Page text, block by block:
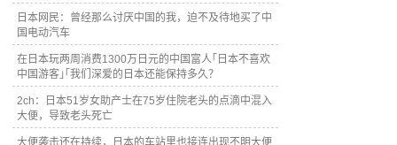
日本网民：曾经那么讨厌中国的我，迫不及待地买了中
国电动汽车
在日本玩两周消费1300万日元的中国富人｢日本不喜欢
中国游客｣｢我们深爱的日本还能保持多久？
2ch：日本51岁女助产士在75岁住院老头的点滴中混入
大便，导致老头死亡
大便袭击还在持续，日本的车站里也接连出现不明大便